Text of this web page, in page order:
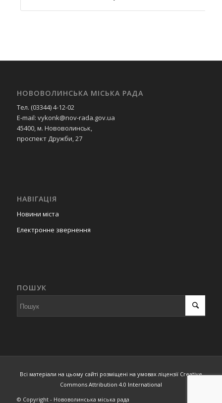
НОВОВОЛИНСЬКА МІСЬКА РАДА
Тел. (03344) 4-12-02
E-mail: vykonk@nov-rada.gov.ua
45400, м. Нововолинськ,
проспект Дружби, 27
НАВІГАЦІЯ
Новини міста
Електронне звернення
ПОШУК
Всі матеріали на цьому сайті розміщені на умовах ліцензії Creative
Commons Attribution 4.0 International
© Copyright - Нововолинська міська рада